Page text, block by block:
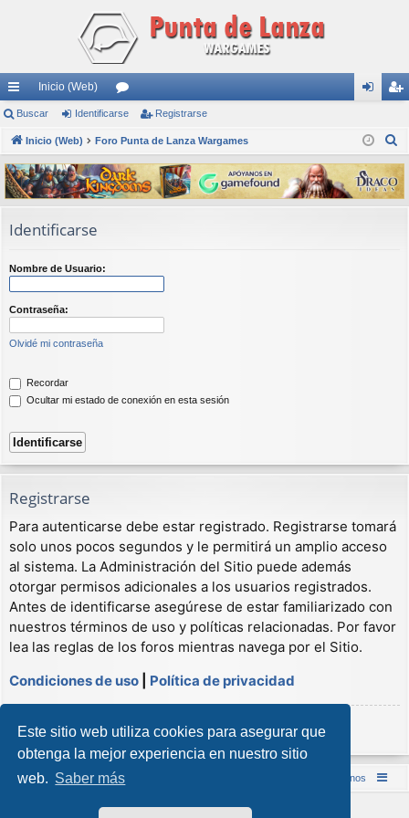
Este sitio web utiliza cookies para asegurar que
obtenga la mejor experiencia en nuestro sitio
web. Saber más
nl
ac
es
rá
pi
s
Inicio (Web)
or
os nti
fic
ar
ist
ra
rs
Buscar Identificarse Registrarse
Inicio (Web) Foro Punta de Lanza Wargames
s
c
Identificarse
Nombre de Usuario:
Contraseña:
Olvidé mi contraseña
Recordar
Ocultar mi estado de conexión en esta sesión
Registrarse
Para autenticarse debe estar registrado. Registrarse tomará
solo unos pocos segundos y le permitirá un amplio acceso
al sistema. La Administración del Sitio puede además
otorgar permisos adicionales a los usuarios registrados.
Antes de identificarse asegúrese de estar familiarizado con
nuestros términos de uso y políticas relacionadas. Por favor
lea las reglas de los foros mientras navega por el Sitio.
Condiciones de uso
Política de privacidad
Registrarse
Inicio (Web) Foro Punta de Lanza Wargames Contáctenos
Desarrollado porphpBB® Forum Software © phpBB Limited